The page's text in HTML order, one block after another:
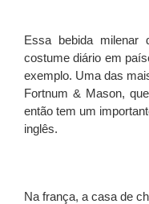
Essa bebida milenar
costume diário em
exemplo. Uma das
Fortnum & Mason,
então tem um
inglês.
Na frança, a casa de